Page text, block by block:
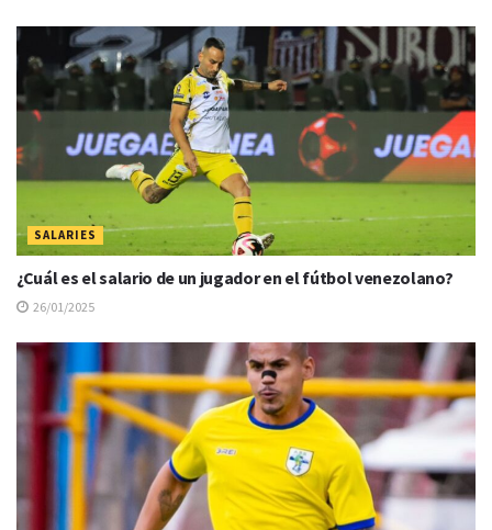
SALARIES
¿Cuál es el salario de un jugador en el fútbol venezolano?
26/01/2025